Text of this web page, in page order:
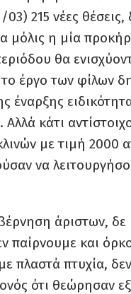
215 νέες
μόλις η μία
θα
το έργο των φίλων
έναρξης
κάτι
με τιμή 2000
να
άριστων, δε
παίρνουμε και
πλαστά πτυχία,
ότι θεώρησαν